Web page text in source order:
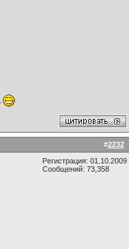
#2232
Регистрация: 01.10.2009
Сообщений: 73,358